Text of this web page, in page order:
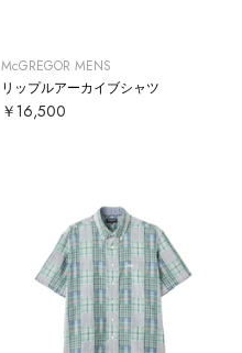
McGREGOR MENS
リップルアーカイブシャツ
￥16,500